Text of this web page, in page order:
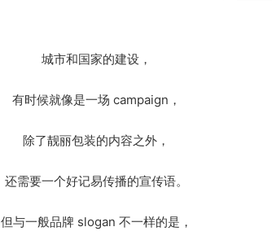
城市和国家的建设，
有时候就像是一场 campaign，
除了靓丽包装的内容之外，
还需要一个好记易传播的宣传语。
但与一般品牌 slogan 不一样的是，